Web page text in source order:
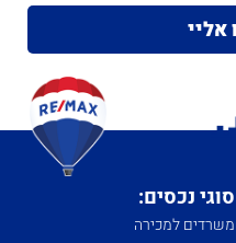
סוגי נכסים:
משרדים למכירה